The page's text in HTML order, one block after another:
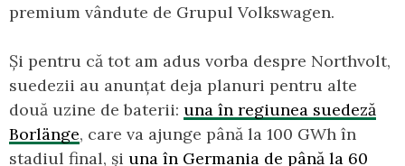
premium vândute de Grupul Volkswagen.
Și pentru că tot am adus vorba despre Northvolt,
suedezii au anunțat deja planuri pentru alte
două uzine de baterii: una în regiunea suedeză
Borlänge, care va ajunge până la 100 GWh în
stadiul final, și una în Germania de până la 60